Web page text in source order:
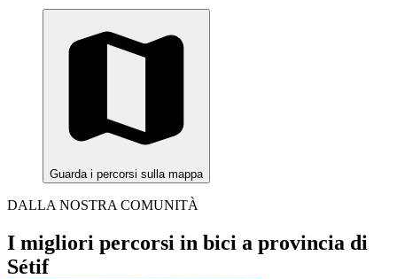
Guarda i percorsi sulla mappa
DALLA NOSTRA COMUNITÀ
I migliori percorsi in bici a provincia di
Sétif